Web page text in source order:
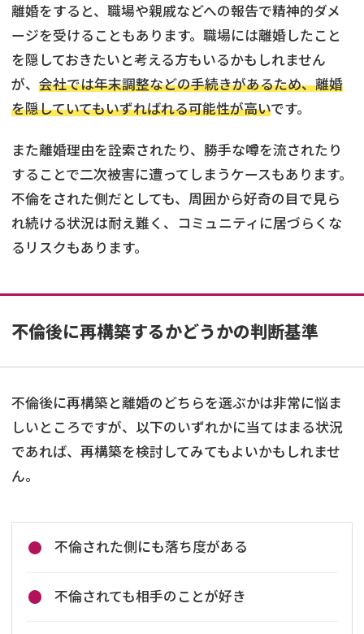
離婚をすると、職場や親戚などへの報告で精神的ダメ
ージを受けることもあります。職場には離婚したこと
を隠しておきたいと考える方もいるかもしれません
が、 会社では年末調整などの手続きがあるため、離婚
を隠していてもいずればれる可能性が高いです。
また離婚理由を詮索されたり、勝手な噂を流されたり
することで二次被害に遭ってしまうケースもあります。
不倫をされた側だとしても、周囲から好奇の目で見ら
れ続ける状況は耐え難く、コミュニティに居づらくな
るリスクもあります。
不倫後に再構築するかどうかの判断基準
不倫後に再構築と離婚のどちらを選ぶかは非常に悩ま
しいところですが、以下のいずれかに当てはまる状況
であれば、再構築を検討してみてもよいかもしれませ
ん。
不倫された側にも落ち度がある
不倫されても相手のことが好き